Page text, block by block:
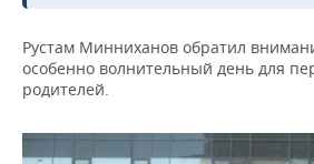
Рустам Минниханов обратил
особенно волнительный день для
родителей.